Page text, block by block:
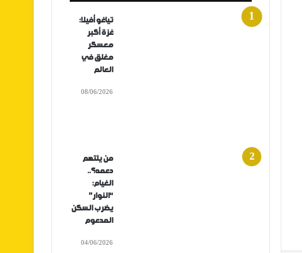
تياغو أفيلا:
غزة أكبر
معسكر
مغلق في
العالم
08/06/2026
من يلتهم
دعمه؟..
الغيام:
“النوار”
يضرب السكن
المدعوم
04/06/2026